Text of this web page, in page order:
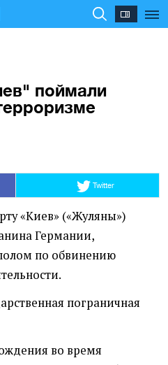
поймали
Twitter
«Киев» («Жуляны»)
Германии,
по обвинению
пограничная
во время